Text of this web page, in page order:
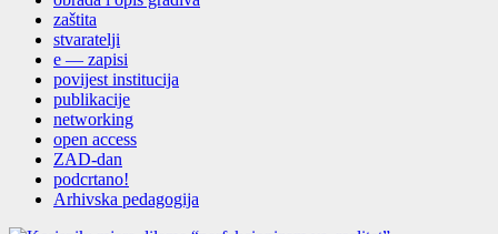
zaštita
stvaratelji
e — zapisi
povijest institucija
publikacije
networking
open access
ZAD-dan
podcrtano!
Arhivska pedagogija